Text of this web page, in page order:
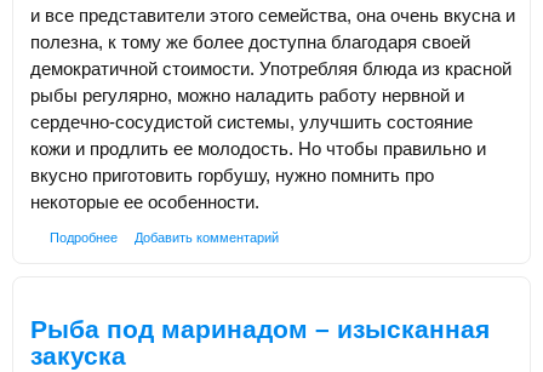
и все представители этого семейства, она очень вкусна и
полезна, к тому же более доступна благодаря своей
демократичной стоимости. Употребляя блюда из красной
рыбы регулярно, можно наладить работу нервной и
сердечно-сосудистой системы, улучшить состояние
кожи и продлить ее молодость. Но чтобы правильно и
вкусно приготовить горбушу, нужно помнить про
некоторые ее особенности.
Подробнее Добавить комментарий
Рыба под маринадом – изысканная
закуска